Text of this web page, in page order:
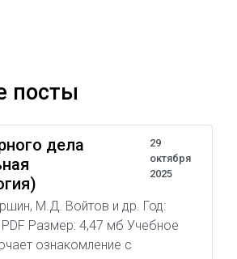
посты
дела
29
октября
2025
М.Д. Войтов и др. Год:
Размер: 4,47 мб Учебное
ознакомление с